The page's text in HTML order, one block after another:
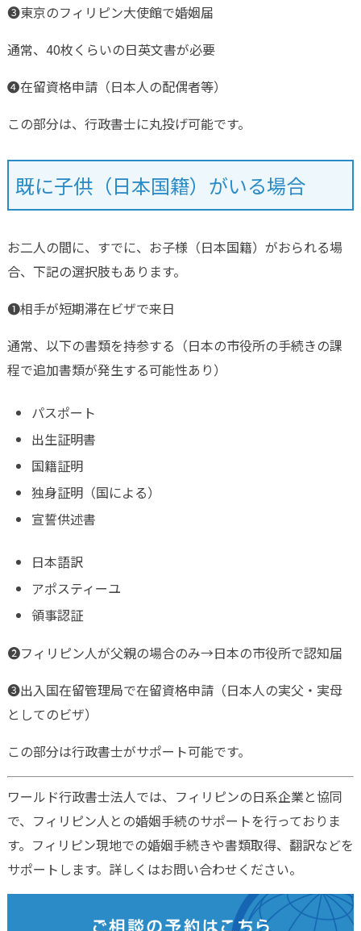
❸東京のフィリピン大使館で婚姻届
通常、40枚くらいの日英文書が必要
❹在留資格申請（日本人の配偶者等）
この部分は、行政書士に丸投げ可能です。
既に子供（日本国籍）がいる場合
お二人の間に、すでに、お子様（日本国籍）がおられる場
合、下記の選択肢もあります。
❶相手が短期滞在ビザで来日
通常、以下の書類を持参する（日本の市役所の手続きの課
程で追加書類が発生する可能性あり）
パスポート
出生証明書
国籍証明
独身証明（国による）
宣誓供述書
日本語訳
アポスティーユ
領事認証
❷フィリピン人が父親の場合のみ→日本の市役所で認知届
❸出入国在留管理局で在留資格申請（日本人の実父・実母
としてのビザ）
この部分は行政書士がサポート可能です。
ワールド行政書士法人では、フィリピンの日系企業と協同
で、フィリピン人との婚姻手続のサポートを行っておりま
す。フィリピン現地での婚姻手続きや書類取得、翻訳などを
サポートします。詳しくはお問い合わせください。